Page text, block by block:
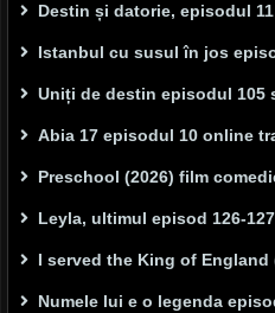
Destin și datorie, episodul
Istanbul cu susul în jos
Uniți de destin episodul 105
Abia 17 episodul 10 online
Preschool (2026) film
Leyla, ultimul episod 126-
I served the King of England
Numele lui e o legenda